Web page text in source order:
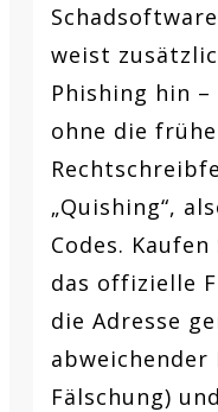
weist
Phishing hin
ohne die
„Quishing“,
Codes.
das offizielle
die Adresse
Fälschung)